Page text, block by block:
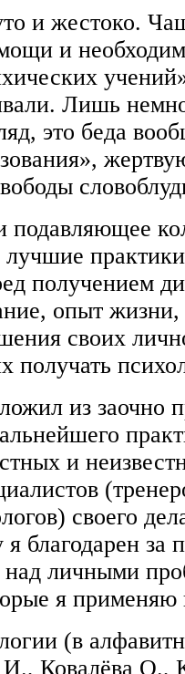
и жестоко.
и
Лишь
это беда
подавляющее
лучшие
получением
опыт жизни,
своих
из заочно
и
своего
благодарен за
личными
я применяю
(в
Ковалёва О.,